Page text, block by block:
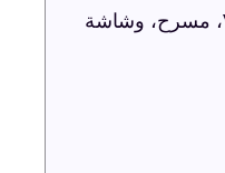
ترفيه الشرقية تحتفل باليوم الوطني 93 في عريعرة بساحة مفتوحة، مع كراسي VIP، مسرح، وشاشة